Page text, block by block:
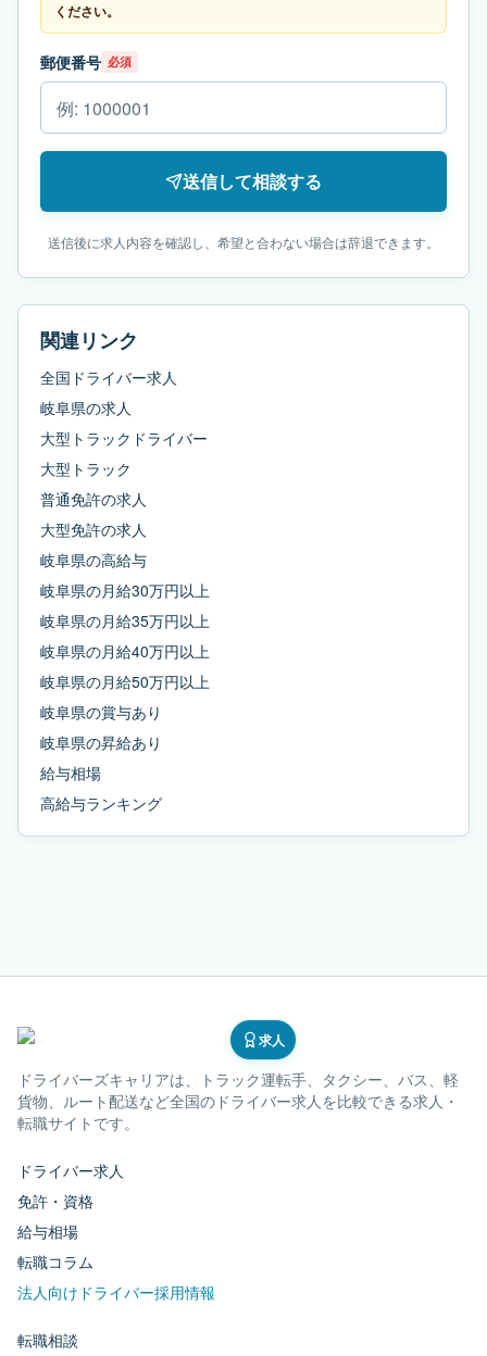
ください。
郵便番号 必須
送信して相談する
送信後に求人内容を確認し、希望と合わない場合は辞退できます。
関連リンク
全国ドライバー求人
岐阜県の求人
大型トラックドライバー
大型トラック
普通免許の求人
大型免許の求人
岐阜県の高給与
岐阜県の月給30万円以上
岐阜県の月給35万円以上
岐阜県の月給40万円以上
岐阜県の月給50万円以上
岐阜県の賞与あり
岐阜県の昇給あり
給与相場
高給与ランキング
求人
ドライバーズキャリアは、トラック運転手、タクシー、バス、軽
貨物、ルート配送など全国のドライバー求人を比較できる求人・
転職サイトです。
ドライバー求人
免許・資格
給与相場
転職コラム
法人向けドライバー採用情報
転職相談